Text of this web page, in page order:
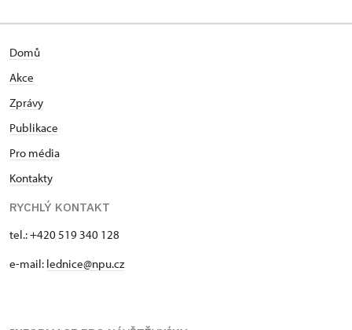
Domů
Akce
Zprávy
Publikace
Pro média
Kontakty
RYCHLÝ KONTAKT
tel.: +420 519 340 128
e-mail: lednice@npu.cz